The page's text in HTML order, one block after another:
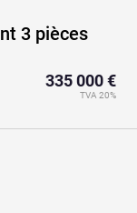
3 pièces
335 000 €
TVA 20%